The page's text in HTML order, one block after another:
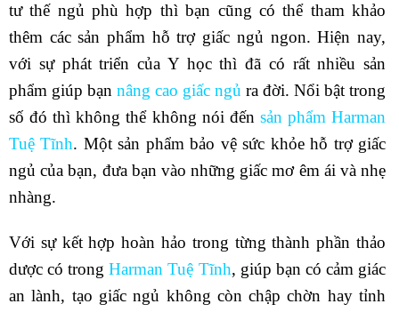
tư thế ngủ phù hợp thì bạn cũng có thể tham khảo
thêm các sản phẩm hỗ trợ giấc ngủ ngon. Hiện nay,
với sự phát triển của Y học thì đã có rất nhiều sản
phẩm giúp bạn nâng cao giấc ngủ ra đời. Nổi bật trong
số đó thì không thể không nói đến sản phẩm Harman
Tuệ Tĩnh. Một sản phẩm bảo vệ sức khỏe hỗ trợ giấc
ngủ của bạn, đưa bạn vào những giấc mơ êm ái và nhẹ
nhàng.
Với sự kết hợp hoàn hảo trong từng thành phần thảo
dược có trongHarman Tuệ Tĩnh, giúp bạn có cảm giác
an lành, tạo giấc ngủ không còn chập chờn hay tỉnh